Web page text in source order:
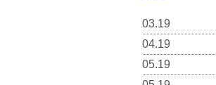
03.19
04.19
05.19